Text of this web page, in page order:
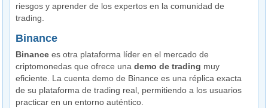
riesgos y aprender de los expertos en la comunidad de
trading.
Binance
Binance es otra plataforma líder en el mercado de
criptomonedas que ofrece unademo de trading muy
eficiente. La cuenta demo de Binance es una réplica exacta
de su plataforma de trading real, permitiendo a los usuarios
practicar en un entorno auténtico.